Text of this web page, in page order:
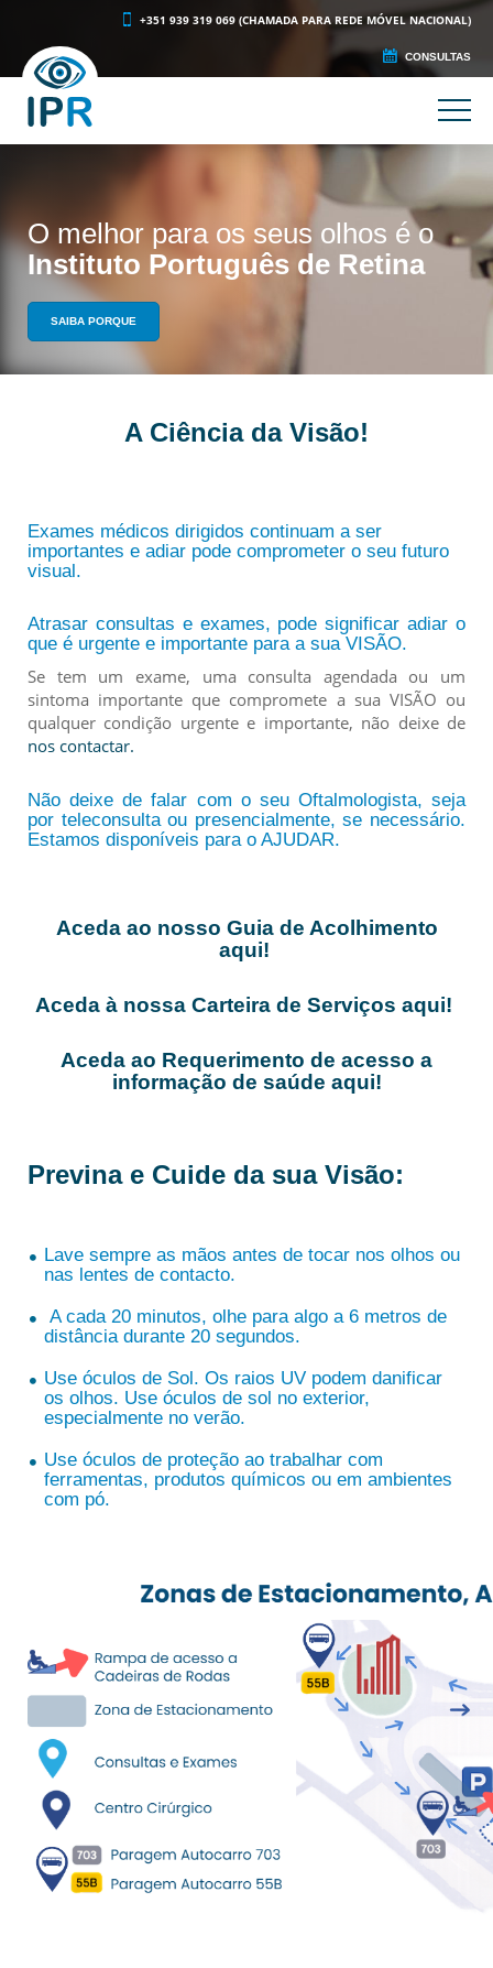
+351 939 319 069 (CHAMADA PARA REDE MÓVEL NACIONAL)
CONSULTAS
O melhor para os seus olhos é o
Instituto Português de Retina
SAIBA PORQUE
A Ciência da Visão!
Exames médicos dirigidos continuam a ser
importantes e adiar pode comprometer o seu futuro
visual.
Atrasar consultas e exames, pode significar adiar o
que é urgente e importante para a sua VISÃO.
Se tem um exame, uma consulta agendada ou um
sintoma importante que compromete a sua VISÃO ou
qualquer condição urgente e importante, não deixe de
nos contactar.
Não deixe de falar com o seu Oftalmologista, seja
por teleconsulta ou presencialmente, se necessário.
Estamos disponíveis para o AJUDAR.
Aceda ao nosso Guia de Acolhimento
aqui!
Aceda à nossa Carteira de Serviços aqui!
Aceda ao Requerimento de acesso a
informação de saúde aqui!
Previna e Cuide da sua Visão:
Lave sempre as mãos antes de tocar nos olhos ou
nas lentes de contacto.
A cada 20 minutos, olhe para algo a 6 metros de
distância durante 20 segundos.
Use óculos de Sol. Os raios UV podem danificar
os olhos. Use óculos de sol no exterior,
especialmente no verão.
Use óculos de proteção ao trabalhar com
ferramentas, produtos químicos ou em ambientes
com pó.